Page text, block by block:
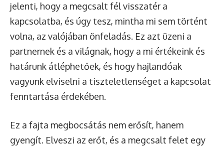
jelenti, hogy a megcsalt fél visszatér a
kapcsolatba, és úgy tesz, mintha mi sem történt
volna, az valójában önfeladás. Ez azt üzeni a
partnernek és a világnak, hogy a mi értékeink és
határunk átléphetőek, és hogy hajlandóak
vagyunk elviselni a tiszteletlenséget a kapcsolat
fenntartása érdekében.
Ez a fajta megbocsátás nem erősít, hanem
gyengít. Elveszi az erőt, és a megcsalt felet egy